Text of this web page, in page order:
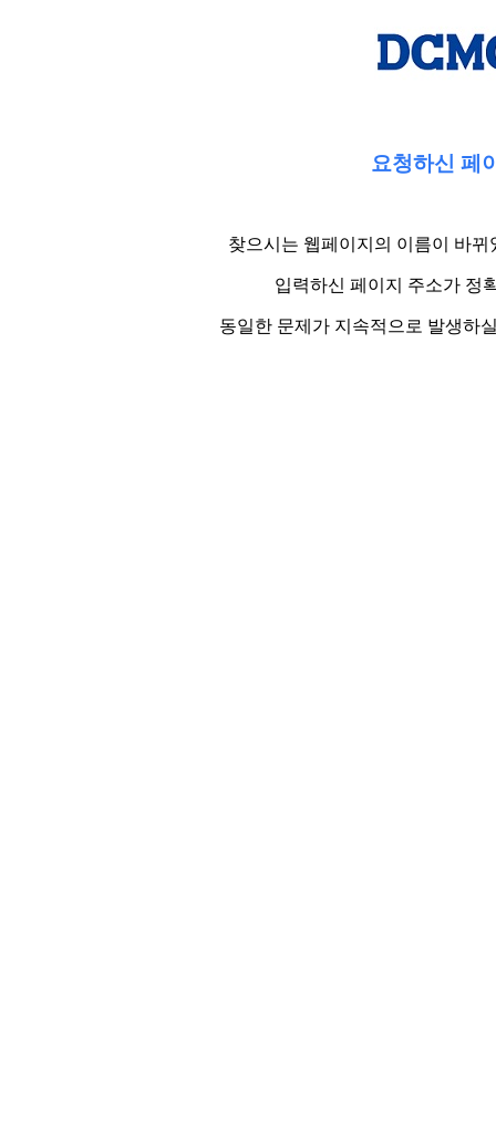
요청하신 페
찾으시는 웹페이지의 이름이 바
입력하신 페이지 주소가 정
동일한 문제가 지속적으로 발생하